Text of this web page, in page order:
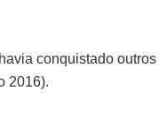
conquistado
2016).